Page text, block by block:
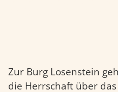
Zur Burg Losenstein
die Herrschaft über